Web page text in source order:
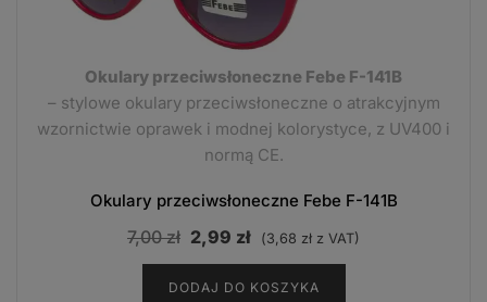
Okulary przeciwsłoneczne Febe F-141B
– stylowe okulary przeciwsłoneczne o atrakcyjnym
wzornictwie oprawek i modnej kolorystyce, z UV400 i
normą CE.
Okulary przeciwsłoneczne Febe F-141B
7,00zł Pierwotna
cena
wynosiła:
2,99 zł Aktualna
cena
wynosi:
(3,68 zł z VAT)
DODAJ DO KOSZYKA